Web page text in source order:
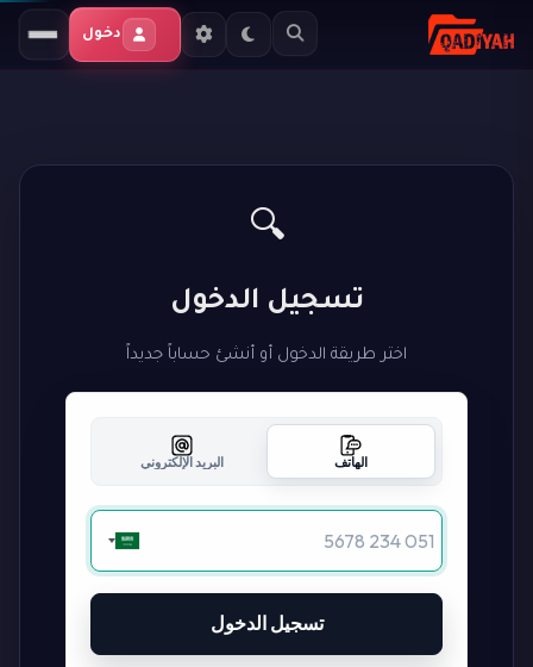
دخول
🔍
تسجيل الدخول
اختر طريقة الدخول أو أنشئ حساباً جديداً
الهاتف البريد الإلكتروني
تسجيل الدخول